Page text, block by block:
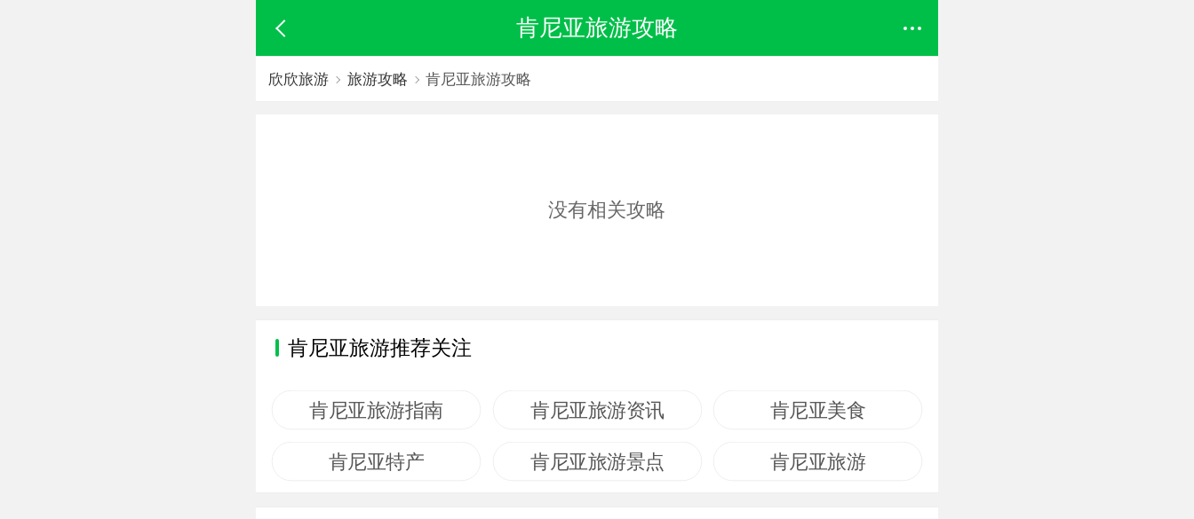
肯尼亚旅游攻略
欣欣旅游 旅游攻略 肯尼亚旅游攻略
没有相关攻略
肯尼亚旅游推荐关注
肯尼亚旅游指南 肯尼亚旅游资讯 肯尼亚美食
肯尼亚特产 肯尼亚旅游景点 肯尼亚旅游